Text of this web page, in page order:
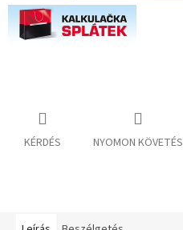
KÉRDÉS NYOMON KÖVETÉS